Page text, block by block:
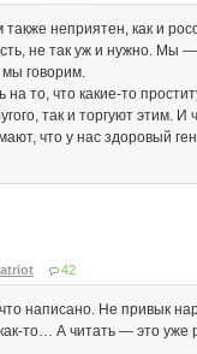
неприятен, как и
не так уж и нужно. Мы
мы говорим.
то, что какие-то
так и торгуют этим.
что у нас здоровый
42
написано. Не привык
то… А читать — это уже